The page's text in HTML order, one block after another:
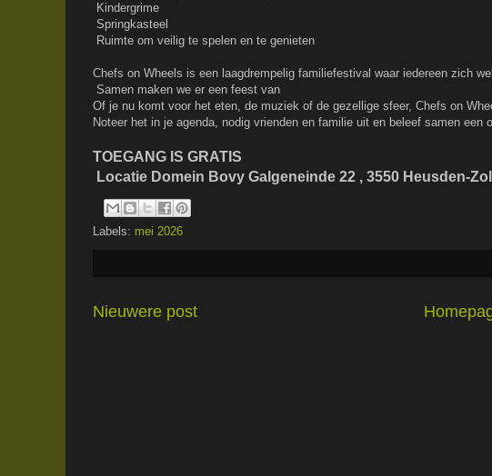
Kindergrime
Springkasteel
Ruimte om veilig te spelen en te genieten
Chefs on Wheels is een laagdrempelig familiefestival waar iedereen zich
Samen maken we er een feest van
Of je nu komt voor het eten, de muziek of de gezellige sfeer, Chefs on
Noteer het in je agenda, nodig vrienden en familie uit en beleef samen een
TOEGANG IS GRATIS
Locatie Domein Bovy Galgeneinde 22 , 3550 Heusden-
Labels: mei 2026
Nieuwere post